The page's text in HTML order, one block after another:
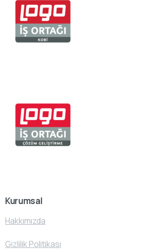
Kurumsal
Hakkımızda
Gizlilik Politikası